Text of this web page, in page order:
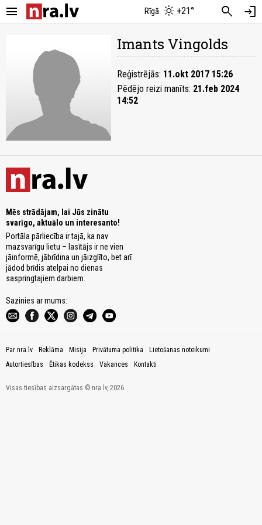
menu Rīgā +21° search login
Imants Vingolds
Reģistrējās: 11.okt 2017 15:26
Pēdējo reizi manīts: 21.feb 2024
14:52
Mēs strādājam, lai Jūs zinātu
svarīgo, aktuālo un interesanto!
Portāla pārliecība ir tajā, ka nav
mazsvarīgu lietu – lasītājs ir ne vien
jāinformē, jābrīdina un jāizglīto, bet arī
jādod brīdis atelpai no dienas
saspringtajiem darbiem.
Sazinies ar mums:
Par nra.lv Reklāma Misija Privātuma politika
Lietošanas noteikumi
Autortiesības
Ētikas kodekss Vakances Kontakti
Visas tiesības aizsargātas © nra.lv, 2026